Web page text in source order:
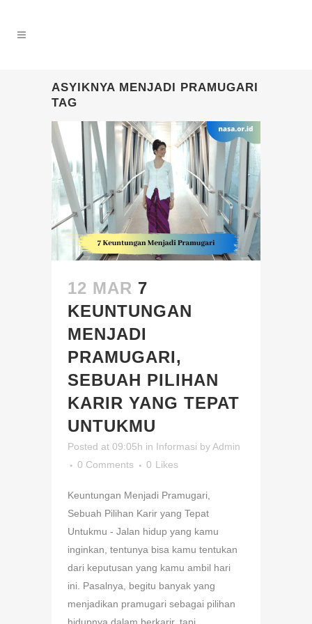
ASYIKNYA MENJADI PRAMUGARI
TAG
12 MAR 7
KEUNTUNGAN
MENJADI
PRAMUGARI,
SEBUAH PILIHAN
KARIR YANG TEPAT
UNTUKMU
Posted at 09:05h in Informasi byAdmin
0 Comments
0 Likes
Keuntungan Menjadi Pramugari,
Sebuah Pilihan Karir yang Tepat
Untukmu - Jalan hidup yang kamu
inginkan, tentunya bisa kamu tentukan
dari keputusan yang kamu ambil hari
ini. Pasalnya, begitu banyak yang
menjadikan pramugari sebagai pilihan